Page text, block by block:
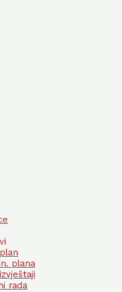
plana
rada